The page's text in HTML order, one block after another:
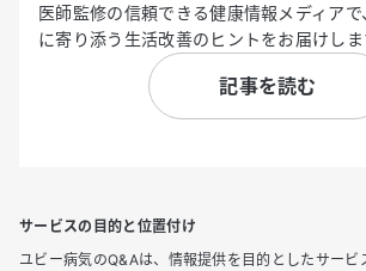
医師監修の信頼できる健康情報メディア
に寄り添う生活改善のヒントをお届けしま
記事を読む
サービスの目的と位置付け
ユビー病気のQ&Aは、情報提供を目的としたサー